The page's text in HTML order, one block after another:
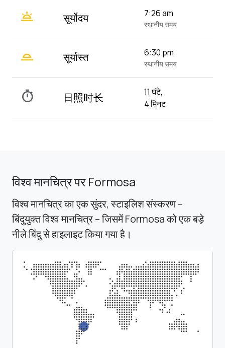
wb_twilight सूर्योदय 7:26 am
स्थानीय समय
wb_twilight_2 सूर्यास्त 6:30 pm
स्थानीय समय
timer 日照时长
11 घंटे,
4 मिनट
विश्व मानचित्र पर Formosa
विश्व मानचित्र का एक सुंदर, स्टाइलिश संस्करण –
बिंदुयुक्त विश्व मानचित्र – जिसमें Formosa को एक बड़े
नीले बिंदु से हाइलाइट किया गया है।